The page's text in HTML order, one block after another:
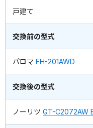
戸建て
交換前の型式
パロマ FH-201AWD
交換後の型式
ノーリツ GT-C2072AW